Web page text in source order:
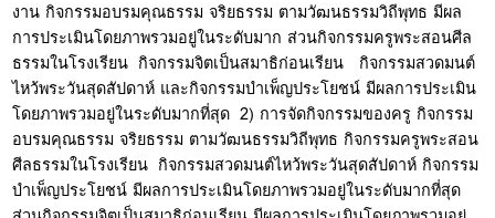
งาน กิจกรรมอบรมคุณธรรม จริยธรรม ตามวัฒนธรรมวิถีพุทธ มีผล
การประเมินโดยภาพรวมอยู่ในระดับมาก ส่วนกิจกรรมครูพระสอนศีล
ธรรมในโรงเรียน กิจกรรมจิตเป็นสมาธิก่อนเรียน กิจกรรมสวดมนต์
ไหว้พระวันสุดสัปดาห์ และกิจกรรมบำเพ็ญประโยชน์ มีผลการประเมิน
โดยภาพรวมอยู่ในระดับมากที่สุด 2) การจัดกิจกรรมของครู กิจกรรม
อบรมคุณธรรม จริยธรรม ตามวัฒนธรรมวิถีพุทธ กิจกรรมครูพระสอน
ศีลธรรมในโรงเรียน กิจกรรมสวดมนต์ไหว้พระวันสุดสัปดาห์ กิจกรรม
บำเพ็ญประโยชน์ มีผลการประเมินโดยภาพรวมอยู่ในระดับมากที่สุด